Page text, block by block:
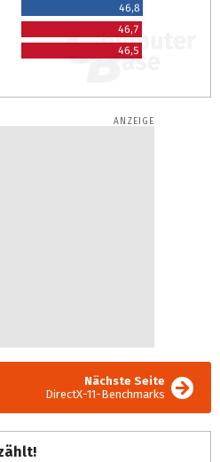
46,8
46,7
46,5
Nächste Seite
DirectX-11-Benchmarks